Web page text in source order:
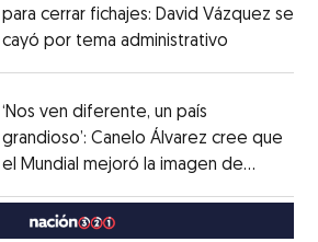
para cerrar fichajes: David Vázquez se
cayó por tema administrativo
‘Nos ven diferente, un país
grandioso’: Canelo Álvarez cree que
el Mundial mejoró la imagen de
MéxicoOpens in new window